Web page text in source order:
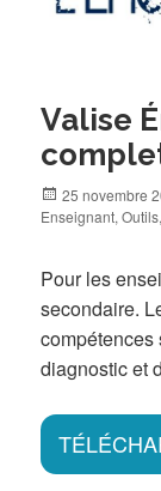
Valise
Posted
on
25 novembre
Enseignant,Outils
Pour les
secondaire.
diagnostic et